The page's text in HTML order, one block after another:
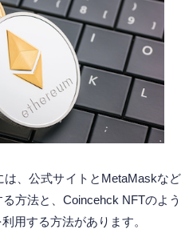
、公式サイトとMetaMaskなど
方法と、Coincehck NFTのよう
用する方法があります。